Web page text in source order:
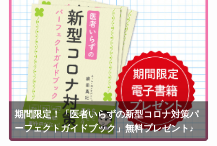
期間限定！「医者いらずの新型コロナ対策パ
ーフェクトガイドブック」無料プレゼント♪